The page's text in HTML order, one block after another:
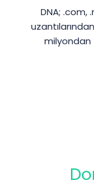
DNA; .com,
milyondan